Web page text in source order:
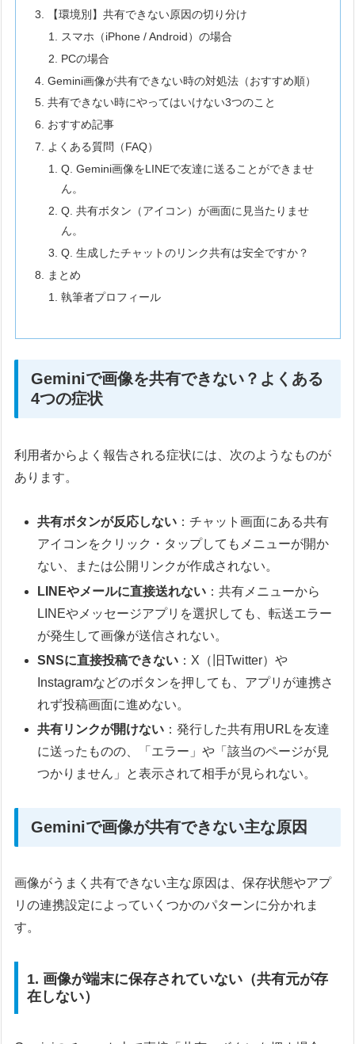
【環境別】共有できない原因の切り分け
スマホ（iPhone / Android）の場合
PCの場合
Gemini画像が共有できない時の対処法（おすすめ順）
共有できない時にやってはいけない3つのこと
おすすめ記事
よくある質問（FAQ）
Q. Gemini画像をLINEで友達に送ることができませ
ん。
Q. 共有ボタン（アイコン）が画面に見当たりませ
ん。
Q. 生成したチャットのリンク共有は安全ですか？
まとめ
執筆者プロフィール
Geminiで画像を共有できない？よくある
4つの症状
利用者からよく報告される症状には、次のようなものが
あります。
共有ボタンが反応しない ：チャット画面にある共有
アイコンをクリック・タップしてもメニューが開か
ない、または公開リンクが作成されない。
LINEやメールに直接送れない ：共有メニューから
LINEやメッセージアプリを選択しても、転送エラー
が発生して画像が送信されない。
SNSに直接投稿できない ：X（旧Twitter）や
Instagramなどのボタンを押しても、アプリが連携さ
れず投稿画面に進めない。
共有リンクが開けない ：発行した共有用URLを友達
に送ったものの、「エラー」や「該当のページが見
つかりません」と表示されて相手が見られない。
Geminiで画像が共有できない主な原因
画像がうまく共有できない主な原因は、保存状態やアプ
リの連携設定によっていくつかのパターンに分かれま
す。
1. 画像が端末に保存されていない（共有元が存
在しない）